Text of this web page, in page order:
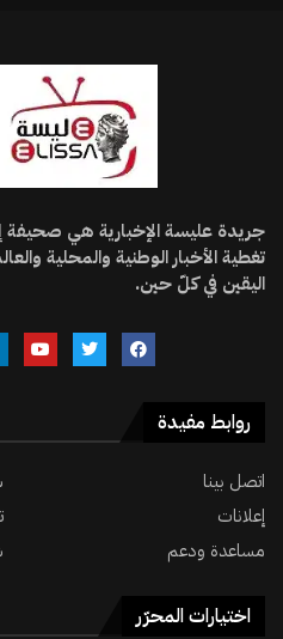
جريدة عليسة الإخبارية هي
تغطية الأخبار الوطنية والمحلية
اليقين في كلّ حين.
روابط مفيدة
اتصل بينا
إعلانات
مساعدة ودعم
اختيارات المحرّر